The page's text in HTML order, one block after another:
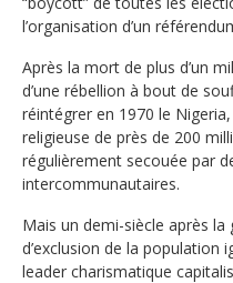
l’organisation d’un
Après la mort de plus d’un
d’une rébellion à bout de
réintégrer en 1970 le
religieuse de près de 200
régulièrement secouée par
intercommunautaires.
Mais un demi-siècle après
d’exclusion de la population
leader charismatique